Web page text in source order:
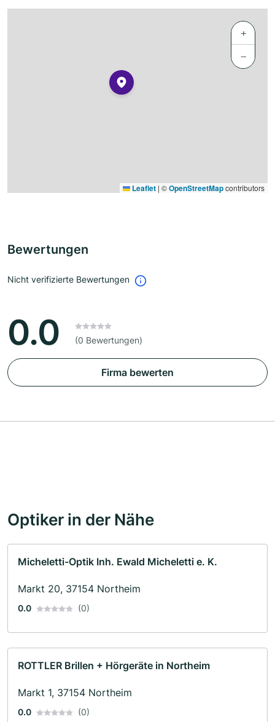
+
−
Leaflet | ©OpenStreetMapcontributors
Bewertungen
Nicht verifizierte Bewertungen
0.0 (0 Bewertungen)
Firma bewerten
Optiker in der Nähe
Micheletti-Optik Inh. Ewald Micheletti e. K.
Markt 20, 37154 Northeim
0.0 (0)
ROTTLER Brillen + Hörgeräte in Northeim
Markt 1, 37154 Northeim
0.0 (0)